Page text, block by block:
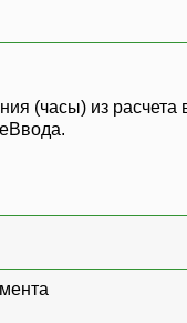
(часы) из